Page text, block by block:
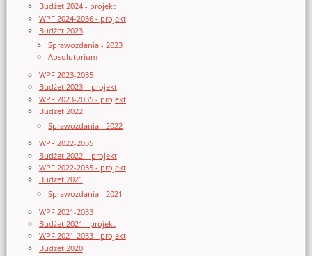
Budżet 2024 - projekt
WPF 2024-2036 - projekt
Budżet 2023
Sprawozdania - 2023
Absolutorium
WPF 2023-2035
Budżet 2023 – projekt
WPF 2023-2035 - projekt
Budżet 2022
Sprawozdania - 2022
WPF 2022-2035
Budżet 2022 – projekt
WPF 2022-2035 - projekt
Budżet 2021
Sprawozdania - 2021
WPF 2021-2033
Budżet 2021 - projekt
WPF 2021-2033 - projekt
Budżet 2020